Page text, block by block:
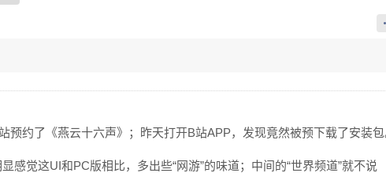
预约了《燕云十六声》；昨天打开B站APP，发现竟然被预下载了安装
感觉这UI和PC版相比，多出些“网游”的味道；中间的“世界频道”就不说